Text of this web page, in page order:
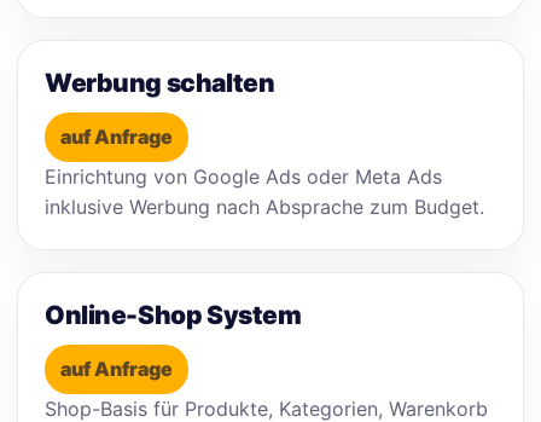
Werbung schalten
auf Anfrage
Einrichtung von Google Ads oder Meta Ads
inklusive Werbung nach Absprache zum Budget.
Online-Shop System
auf Anfrage
Shop-Basis für Produkte, Kategorien, Warenkorb